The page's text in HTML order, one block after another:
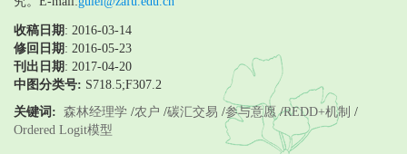
收稿日期 : 2016-03-14
修回日期 : 2016-05-23
刊出日期 : 2017-04-20
中图分类号: S718.5;F307.2
关键词: 森林经理学 /农户 /碳汇交易 /参与意愿 /REDD+机制 /
Ordered Logit模型